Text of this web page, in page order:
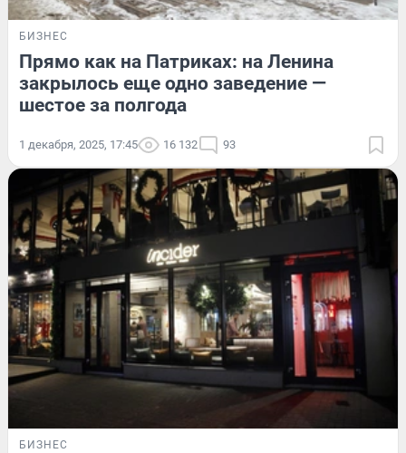
БИЗНЕС
Прямо как на Патриках: на Ленина
закрылось еще одно заведение —
шестое за полгода
1 декабря, 2025, 17:45 16 132 93
БИЗНЕС